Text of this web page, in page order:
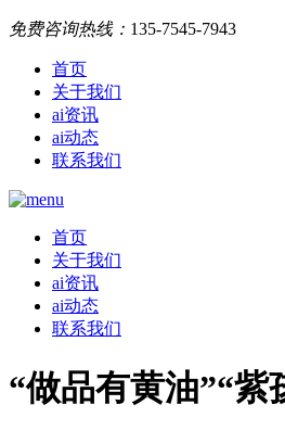
免费咨询热线： 135-7545-7943
首页
关于我们
ai资讯
ai动态
联系我们
首页
关于我们
ai资讯
ai动态
联系我们
“做品有黄油”“